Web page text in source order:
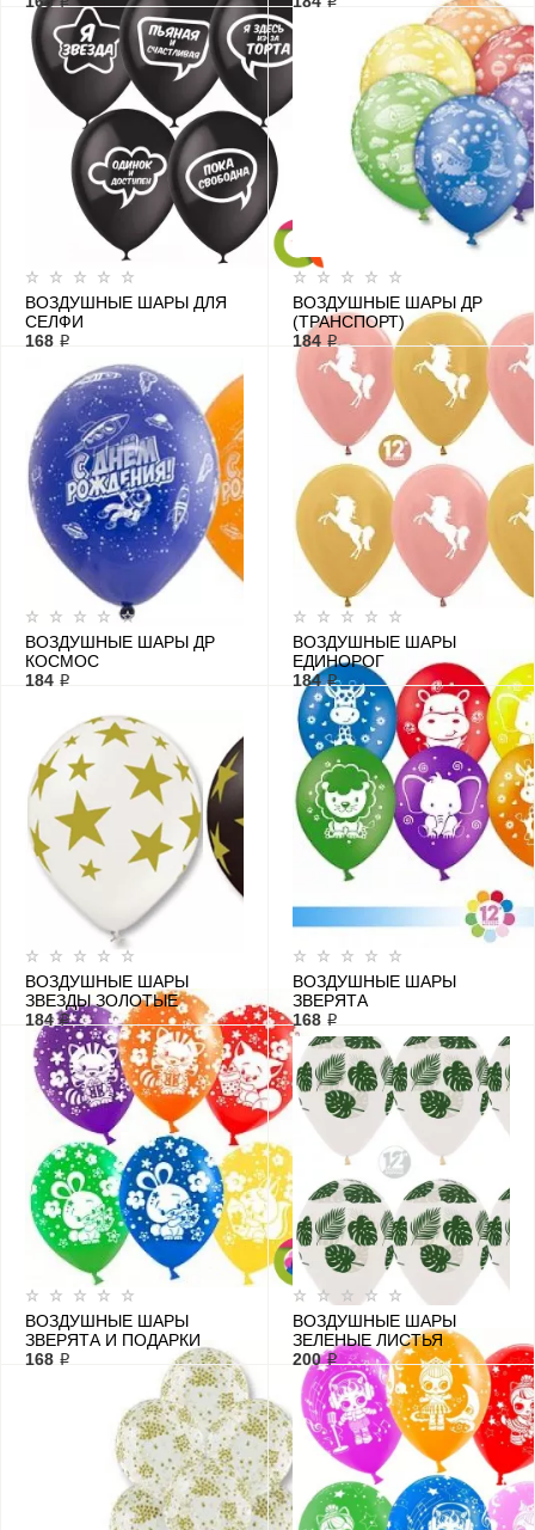
ВОЗДУШНЫЕ ШАРЫ ДЛЯ
СЕЛФИ
168 ₽
ВОЗДУШНЫЕ ШАРЫ ДР
(ТРАНСПОРТ)
184 ₽
ВОЗДУШНЫЕ ШАРЫ ДР
КОСМОС
184 ₽
ВОЗДУШНЫЕ ШАРЫ
ЕДИНОРОГ
184 ₽
ВОЗДУШНЫЕ ШАРЫ
ЗВЕЗДЫ ЗОЛОТЫЕ
184 ₽
ВОЗДУШНЫЕ ШАРЫ
ЗВЕРЯТА
168 ₽
ВОЗДУШНЫЕ ШАРЫ
ЗВЕРЯТА И ПОДАРКИ
168 ₽
ВОЗДУШНЫЕ ШАРЫ
ЗЕЛЕНЫЕ ЛИСТЬЯ
200 ₽